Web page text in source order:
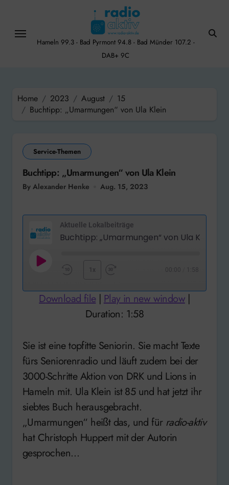
content
Hameln 99.3 - Bad Pyrmont 94.8 - Bad Münder 107.2 -
DAB+ 9C
Home 2023 August
15
Buchtipp: „Umarmungen“ von Ula Klein
Service-Themen
Buchtipp: „Umarmungen“ von Ula Klein
By Alexander Henke Aug. 15, 2023
Aktuelle Lokalbeiträge
Buchtipp: „Umarmungen“ von Ula Klein
Play
10
Seconds
1x
Forward
1:58
Download file| Play in new window|
Duration: 1:58
Sie ist eine topfitte Seniorin. Sie macht Texte
fürs Seniorenradio und läuft zudem bei der
3000-Schritte Aktion von DRK und Lions in
Hameln mit. Ula Klein ist 85 und hat jetzt ihr
siebtes Buch herausgebracht.
„Umarmungen“ heißt das, und für radio-aktiv
hat Christoph Huppert mit der Autorin
gesprochen…